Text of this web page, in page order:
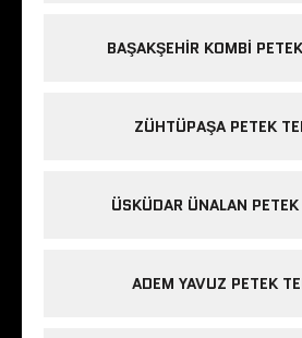
BAŞAKŞEHIR KOMBI
ZÜHTÜPAŞA PETEK
ÜSKÜDAR ÜNALAN
ADEM YAVUZ PETEK